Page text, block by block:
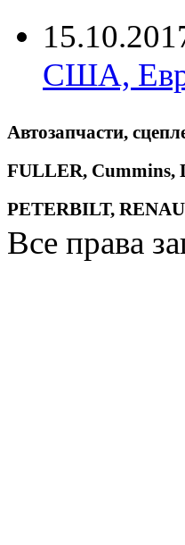
США,
Автозапчасти,
FULLER, Cummins,
PETERBILT,
Все права